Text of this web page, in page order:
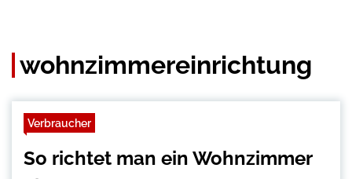
wohnzimmereinrichtung
Verbraucher
So richtet man ein Wohnzimmer